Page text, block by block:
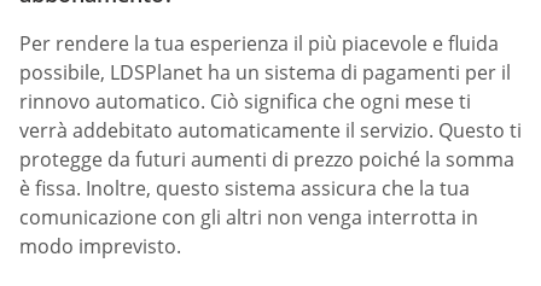
Per rendere la tua esperienza il più piacevole e fluida
possibile, LDSPlanet ha un sistema di pagamenti per il
rinnovo automatico. Ciò significa che ogni mese ti
verrà addebitato automaticamente il servizio. Questo ti
protegge da futuri aumenti di prezzo poiché la somma
è fissa. Inoltre, questo sistema assicura che la tua
comunicazione con gli altri non venga interrotta in
modo imprevisto.